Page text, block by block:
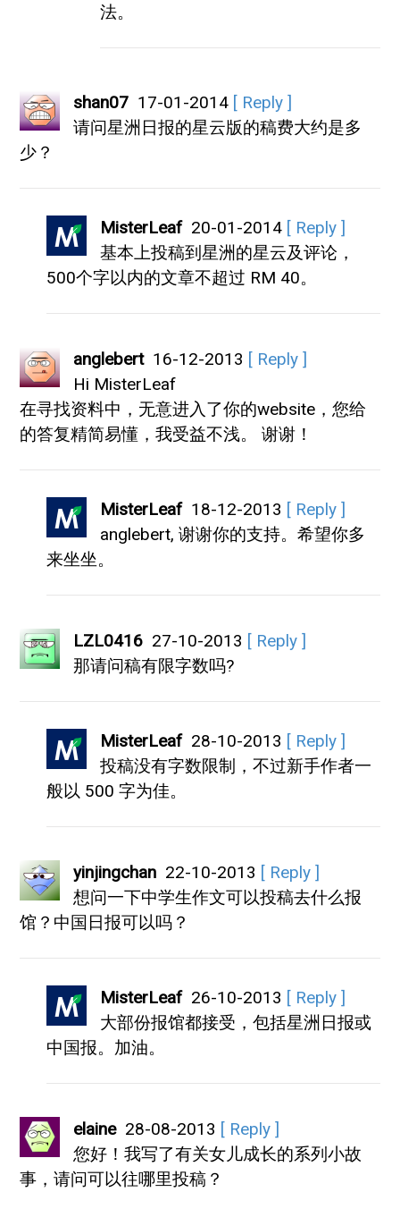
法。
shan07 17-01-2014
[ Reply ]
请问星洲日报的星云版的稿费大约是多
少？
MisterLeaf 20-01-2014
[ Reply ]
基本上投稿到星洲的星云及评论，
500个字以内的文章不超过 RM 40。
anglebert 16-12-2013
[ Reply ]
Hi MisterLeaf
在寻找资料中，无意进入了你的website，您给
的答复精简易懂，我受益不浅。 谢谢！
MisterLeaf 18-12-2013
[ Reply ]
anglebert, 谢谢你的支持。希望你多
来坐坐。
LZL0416 27-10-2013
[ Reply ]
那请问稿有限字数吗?
MisterLeaf 28-10-2013
[ Reply ]
投稿没有字数限制，不过新手作者一
般以 500 字为佳。
yinjingchan 22-10-2013
[ Reply ]
想问一下中学生作文可以投稿去什么报
馆？中国日报可以吗？
MisterLeaf 26-10-2013
[ Reply ]
大部份报馆都接受，包括星洲日报或
中国报。加油。
elaine 28-08-2013
[ Reply ]
您好！我写了有关女儿成长的系列小故
事，请问可以往哪里投稿？